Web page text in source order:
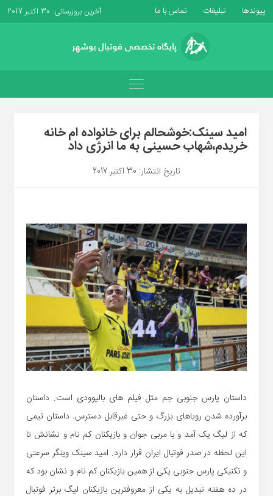
پیوندها تبلیغات تماس با ما آخرین بروزرسانی: 30 اکتبر 2017
امید سینک:خوشحالم برای خانواده ام خانه
خریدم،شهاب حسینی به ما انرژی داد
تاریخ انتشار: 30 اکتبر 2017
داستان پارس جنوبی جم مثل فیلم های بالیوودی است. داستان
برآورده شدن رویاهای بزرگ و حتی غیرقابل دسترس. داستان تیمی
که از لیگ یک آمد و با مربی جوان و بازیکنان کم نام و نشانش تا
این لحظه در صدر فوتبال ایران قرار دارد. امید سینک وینگر سرعتی
و تکنیکی پارس جنوبی یکی از همین بازیکنان کم نام و نشان بود که
در ده هفته تبدیل به یکی از معروفترین بازیکنان لیگ برتر فوتبال